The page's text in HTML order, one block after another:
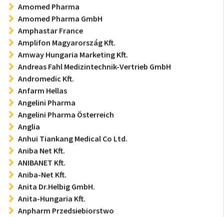
Amomed Pharma
Amomed Pharma GmbH
Amphastar France
Amplifon Magyarország Kft.
Amway Hungaria Marketing Kft.
Andreas Fahl Medizintechnik-Vertrieb GmbH
Andromedic Kft.
Anfarm Hellas
Angelini Pharma
Angelini Pharma Österreich
Anglia
Anhui Tiankang Medical Co Ltd.
Aniba Net Kft.
ANIBANET Kft.
Aniba-Net Kft.
Anita Dr.Helbig GmbH.
Anita-Hungaria Kft.
Anpharm Przedsiebiorstwo